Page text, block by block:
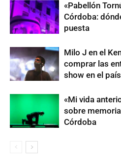
«Pabellón
Córdoba:
puesta
Milo J en el
comprar las
show en el país
«Mi vida
sobre
Córdoba